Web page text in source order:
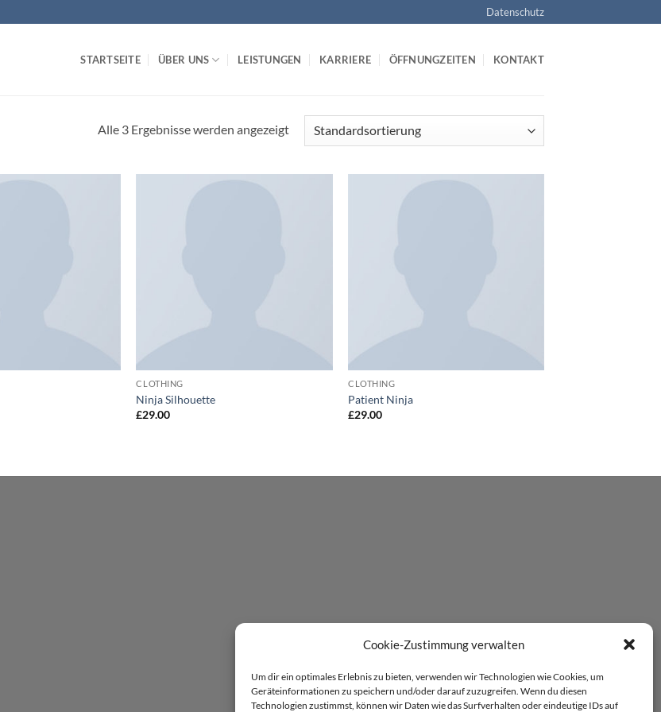
Cookie-Zustimmung verwalten
Um dir ein optimales Erlebnis zu bieten, verwenden wir Technologien wie Cookies, um
Geräteinformationen zu speichern und/oder darauf zuzugreifen. Wenn du diesen
Technologien zustimmst, können wir Daten wie das Surfverhalten oder eindeutige IDs auf
Datenschutz
STARTSEITE ÜBER UNS LEISTUNGEN KARRIERE ÖFFNUNGZEITEN KONTAKT
Alle 3 Ergebnisse werden angezeigt
CLOTHING
Ninja Silhouette
£29.00
CLOTHING
Patient Ninja
£29.00